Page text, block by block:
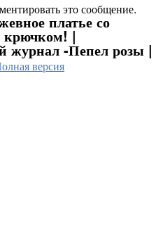
это сообщение.
платье со
крючком! |
журнал -Пепел розы |
версия